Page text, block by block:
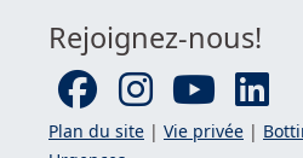
Rejoignez-nous!
Plan du site | Vie privée |